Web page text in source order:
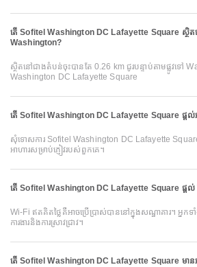
តើ Sofitel Washington DC Lafayette Square ស្ថិតន
Washington?
ស្ថិតនៅជាងតំបន់ចុះបានតែ 0.26 km ជូរបន្ទាប់តាមផ្លូវទៅ
Washington DC Lafayette Square
តើ Sofitel Washington DC Lafayette Square ផ្ដល់
សុំទោសការ Sofitel Washington DC Lafayette
អាហារសម្រាប់ភ្ញៀវរបស់ពួកគេ។
តើ Sofitel Washington DC Lafayette Square ផ្តល់
Wi-Fi ឥតគិតថ្លៃគឺអាចប្រើប្រាស់បាននៅក្នុងសណ្ឋាគារ។ អ្
ការងារនិងការស្រាវជ្រាវ។
តើ Sofitel Washington DC Lafayette Square មា